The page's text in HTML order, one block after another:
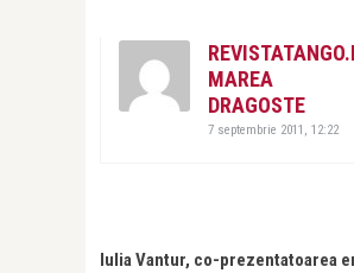
MAREA
DRAGOSTE
7 septembrie 2011, 12:22
Iulia Vantur, co-prezentatoarea